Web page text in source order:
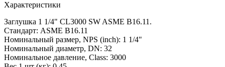
Характеристики
Заглушка 1 1/4" CL3000 SW ASME B16.11.
Стандарт: ASME B16.11
Номинальный размер, NPS (inch): 1 1/4"
Номинальный диаметр, DN: 32
Номинальное давление, Class: 3000